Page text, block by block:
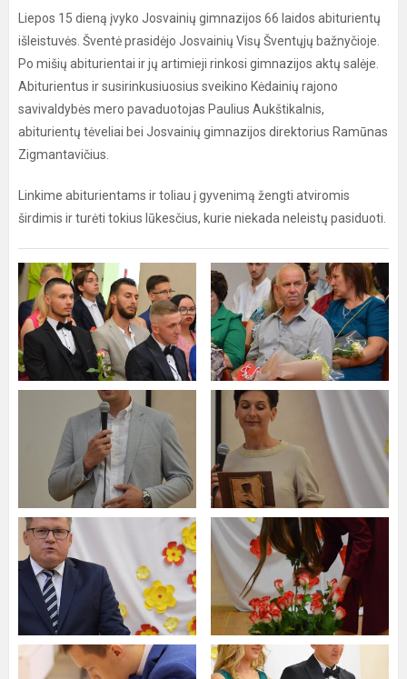
Liepos 15 dieną įvyko Josvainių gimnazijos 66 laidos abiturientų
išleistuvės. Šventė prasidėjo Josvainių Visų Šventųjų bažnyčioje.
Po mišių abiturientai ir jų artimieji rinkosi gimnazijos aktų salėje.
Abiturientus ir susirinkusiuosius sveikino Kėdainių rajono
savivaldybės mero pavaduotojas Paulius Aukštikalnis,
abiturientų tėveliai bei Josvainių gimnazijos direktorius Ramūnas
Zigmantavičius.
Linkime abiturientams ir toliau į gyvenimą žengti atviromis
širdimis ir turėti tokius lūkesčius, kurie niekada neleistų pasiduoti.